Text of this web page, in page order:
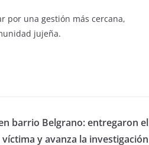
por una gestión más cercana,
jujeña.
barrio Belgrano: entregaron el
y avanza la investigación